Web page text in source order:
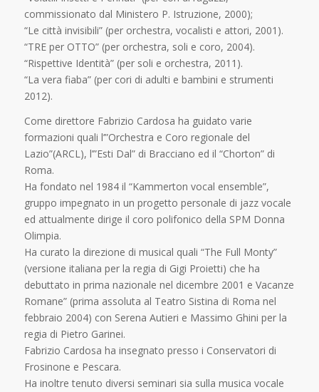
commissionato dal Ministero P. Istruzione, 2000);
“Le città invisibili” (per orchestra, vocalisti e attori, 2001).
“TRE per OTTO” (per orchestra, soli e coro, 2004).
“Rispettive Identità” (per soli e orchestra, 2011).
“La vera fiaba” (per cori di adulti e bambini e strumenti
2012).
Come direttore Fabrizio Cardosa ha guidato varie
formazioni quali l’”Orchestra e Coro regionale del
Lazio”(ARCL), l’”Esti Dal” di Bracciano ed il “Chorton” di
Roma.
Ha fondato nel 1984 il “Kammerton vocal ensemble”,
gruppo impegnato in un progetto personale di jazz vocale
ed attualmente dirige il coro polifonico della SPM Donna
Olimpia.
Ha curato la direzione di musical quali “The Full Monty”
(versione italiana per la regia di Gigi Proietti) che ha
debuttato in prima nazionale nel dicembre 2001 e Vacanze
Romane” (prima assoluta al Teatro Sistina di Roma nel
febbraio 2004) con Serena Autieri e Massimo Ghini per la
regia di Pietro Garinei.
Fabrizio Cardosa ha insegnato presso i Conservatori di
Frosinone e Pescara.
Ha inoltre tenuto diversi seminari sia sulla musica vocale